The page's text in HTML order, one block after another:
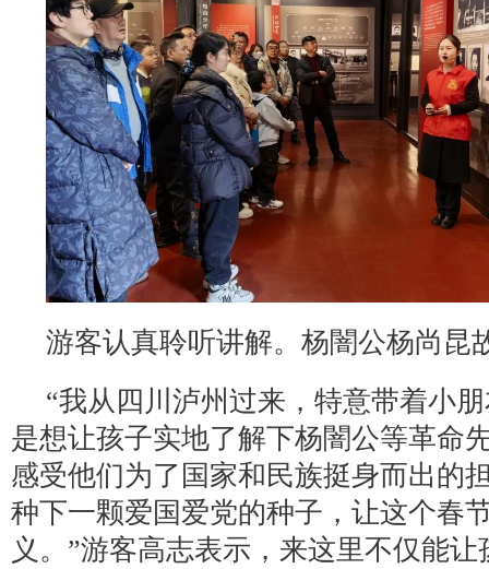
游客认真聆听讲解。杨闇公杨尚昆
“我从四川泸州过来，特意带着小
是想让孩子实地了解下杨闇公等革命
感受他们为了国家和民族挺身而出的
种下一颗爱国爱党的种子，让这个春
义。”游客高志表示，来这里不仅能